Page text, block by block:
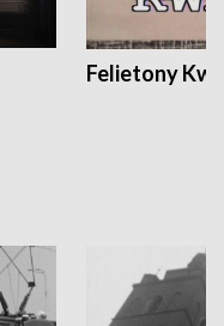
Felietony